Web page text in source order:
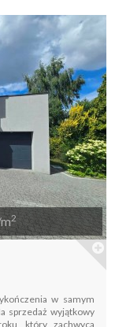
2
w samym
sprzedaż wyjątkowy
który zachwyca